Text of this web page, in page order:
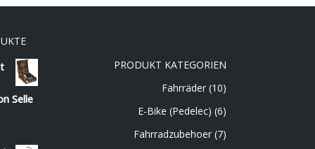
Selle
PRODUKT KATEGORIEN
Fahrräder (10)
E-Bike (Pedelec) (6)
Fahrradzubehoer (7)